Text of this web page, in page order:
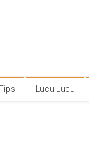
Lucu Lucu